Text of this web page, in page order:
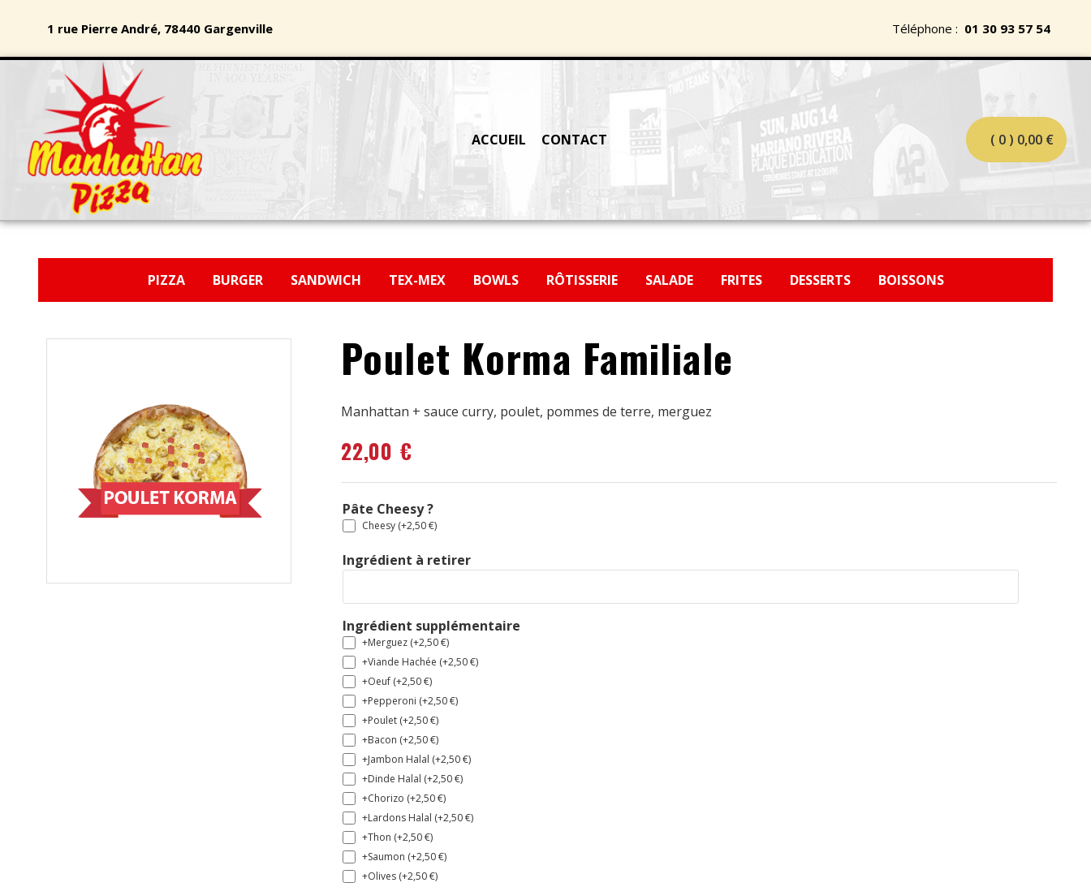
1 rue Pierre André, 78440 Gargenville Téléphone : 01 30 93 57 54
ACCUEIL CONTACT ( 0 ) 0,00 €
PIZZA BURGER SANDWICH TEX-MEX BOWLS RÔTISSERIE SALADE FRITES DESSERTS BOISSONS
Poulet Korma Familiale
Manhattan + sauce curry, poulet, pommes de terre, merguez
22,00 €
Pâte Cheesy ?
Cheesy (+2,50€)
Ingrédient à retirer
Ingrédient supplémentaire
+Merguez (+2,50€)
+Viande Hachée (+2,50€)
+Oeuf (+2,50€)
+Pepperoni (+2,50€)
+Poulet (+2,50€)
+Bacon (+2,50€)
+Jambon Halal (+2,50€)
+Dinde Halal (+2,50€)
+Chorizo (+2,50€)
+Lardons Halal (+2,50€)
+Thon (+2,50€)
+Saumon (+2,50€)
+Olives (+2,50€)